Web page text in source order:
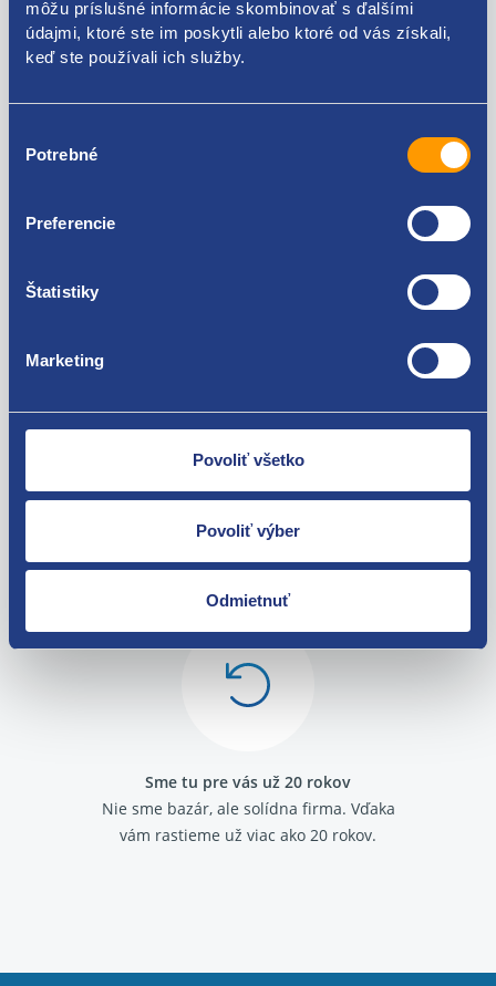
môžu príslušné informácie skombinovať s ďalšími
údajmi, ktoré ste im poskytli alebo ktoré od vás získali,
keď ste používali ich služby.
súhlasu
Potrebné
Preferencie
Štatistiky
Marketing
Povoliť všetko
Povoliť výber
Odmietnuť
Renault Trafic II 2001 - 2006 1.9 dCi - F9Q
Renault Trafic II 2001 - 2006 2.5 dCi - G9U
Opel Vivaro (A) 2001 - 2014 1.9 DTI
Za kvalitu ručíme!
zakúpenia. Alebo vám pošleme náhradu.
Pozrite sa na ichrecenzie
Sme tu pre vás už 20 rokov
Nie sme bazár, ale solídna firma. Vďaka
vám rastieme už viac ako 20 rokov.